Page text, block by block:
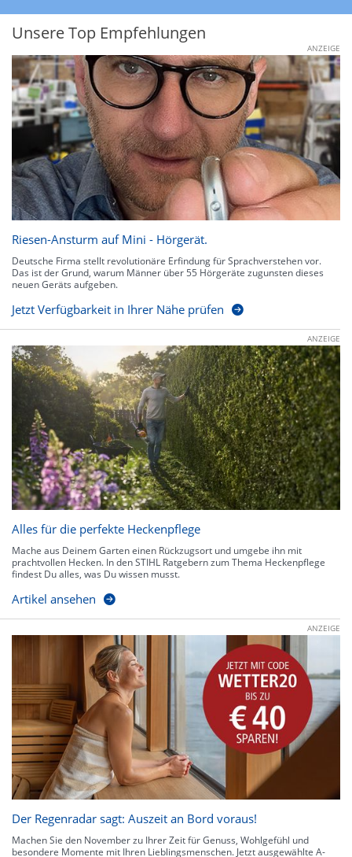
Unsere Top Empfehlungen
ANZEIGE
Riesen-Ansturm auf Mini - Hörgerät.
Deutsche Firma stellt revolutionäre Erfindung für Sprachverstehen vor.
Das ist der Grund, warum Männer über 55 Hörgeräte zugunsten dieses
neuen Geräts aufgeben.
Jetzt Verfügbarkeit in Ihrer Nähe prüfen
ANZEIGE
Alles für die perfekte Heckenpflege
Mache aus Deinem Garten einen Rückzugsort und umgebe ihn mit
prachtvollen Hecken. In den STIHL Ratgebern zum Thema Heckenpflege
findest Du alles, was Du wissen musst.
Artikel ansehen
ANZEIGE
Der Regenradar sagt: Auszeit an Bord voraus!
Machen Sie den November zu Ihrer Zeit für Genuss, Wohlgefühl und
besondere Momente mit Ihren Lieblingsmenschen. Jetzt ausgewählte A-